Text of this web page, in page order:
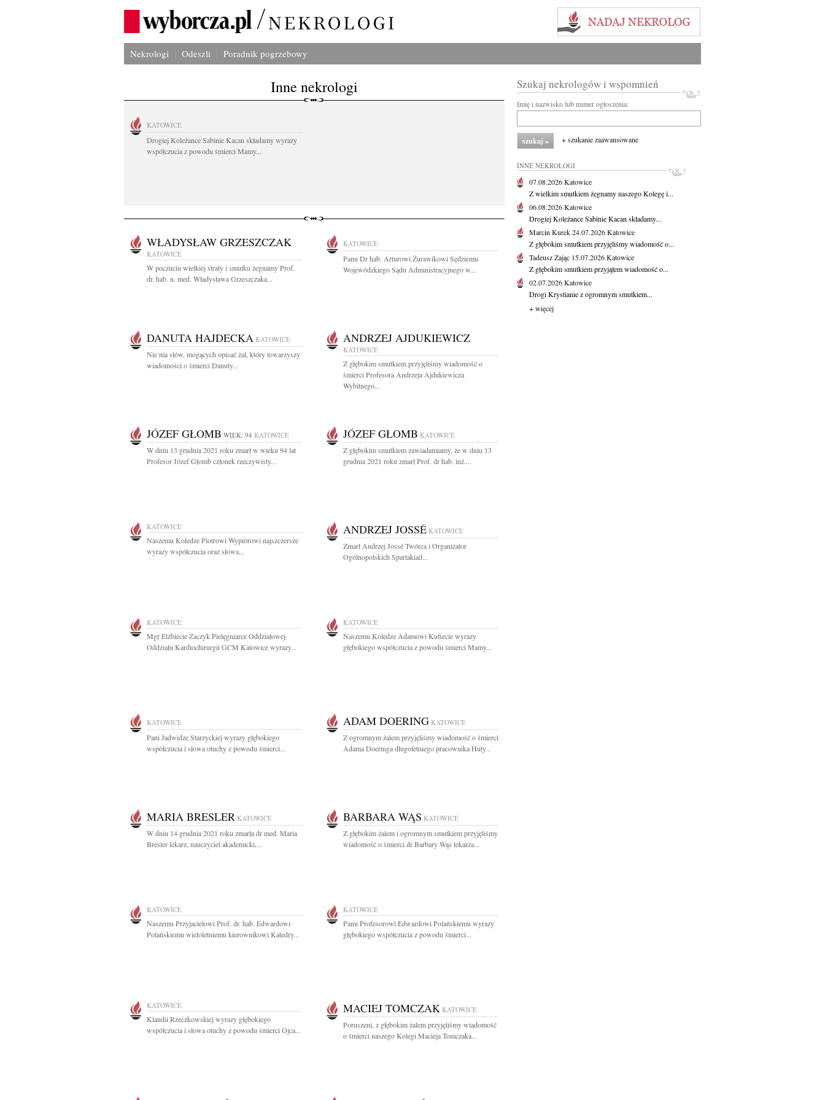
Nekrologi Odeszli Poradnik pogrzebowy
Inne nekrologi
KATOWICE
Drogiej Koleżance Sabinie Kacan składamy wyrazy
współczucia z powodu śmierci Mamy...
WŁADYSŁAW GRZESZCZAK
KATOWICE
W poczuciu wielkiej straty i smutku żegnamy Prof.
dr. hab. n. med. Władysława Grzeszczaka...
KATOWICE
Panu Dr hab. Arturowi Żurawikowi Sędziemu
Wojewódzkiego Sądu Administracyjnego w...
DANUTA HAJDECKA KATOWICE
Nie ma słów, mogących opisać żal, który towarzyszy
wiadomości o śmierci Danuty...
ANDRZEJ AJDUKIEWICZ
KATOWICE
Z głębokim smutkiem przyjęliśmy wiadomość o
śmierci Profesora Andrzeja Ajdukiewicza
Wybitnego...
JÓZEF GŁOMB WIEK: 94 KATOWICE
W dniu 13 grudnia 2021 roku zmarł w wieku 94 lat
Profesor Józef Głomb członek rzeczywisty...
JÓZEF GŁOMB KATOWICE
Z głębokim smutkiem zawiadamiamy, że w dniu 13
grudnia 2021 roku zmarł Prof. dr hab. inż....
KATOWICE
Naszemu Koledze Piotrowi Wypiórowi najszczersze
wyrazy współczucia oraz słowa...
ANDRZEJ JOSSÉ KATOWICE
Zmarł Andrzej Jossé Twórca i Organizator
Ogólnopolskich Spartakiad...
KATOWICE
Mgr Elżbiecie Zaczyk Pielęgniarce Oddziałowej
Oddziału Kardiochirurgii GCM Katowice wyrazy...
KATOWICE
Naszemu Koledze Adamowi Kufiecie wyrazy
głębokiego współczucia z powodu śmierci Mamy...
KATOWICE
Pani Jadwidze Starzyckiej wyrazy głębokiego
współczucia i słowa otuchy z powodu śmierci...
ADAM DOERING KATOWICE
Z ogromnym żalem przyjęliśmy wiadomość o śmierci
Adama Doeringa długoletniego pracownika Huty...
MARIA BRESLER KATOWICE
W dniu 14 grudnia 2021 roku zmarła dr med. Maria
Bresler lekarz, nauczyciel akademicki,...
BARBARA WĄS KATOWICE
Z głębokim żalem i ogromnym smutkiem przyjęliśmy
wiadomość o śmierci dr Barbary Wąs lekarza...
KATOWICE
Naszemu Przyjacielowi Prof. dr. hab. Edwardowi
Polańskiemu wieloletniemu kierownikowi Katedry...
KATOWICE
Panu Profesorowi Edwardowi Polańskiemu wyrazy
głębokiego współczucia z powodu śmierci...
KATOWICE
Klaudii Rzeczkowskiej wyrazy głębokiego
współczucia i słowa otuchy z powodu śmierci Ojca...
MACIEJ TOMCZAK KATOWICE
Poruszeni, z głębokim żalem przyjęliśmy wiadomość
o śmierci naszego Kolegi Macieja Tomczaka...
Szukaj nekrologów i wspomnień
Imię i nazwisko lub numer ogłoszenia:
+ szukanie zaawansowane
INNE NEKROLOGI
07.08.2026Katowice
Z wielkim smutkiem żegnamy naszego Kolegę i...
06.08.2026Katowice
Drogiej Koleżance Sabinie Kacan składamy...
Marcin Kurek24.07.2026Katowice
Z głębokim smutkiem przyjęliśmy wiadomość o...
Tadeusz Zając 15.07.2026Katowice
Z głębokim smutkiem przyjąłem wiadomość o...
02.07.2026Katowice
Drogi Krystianie z ogromnym smutkiem...
+ więcej